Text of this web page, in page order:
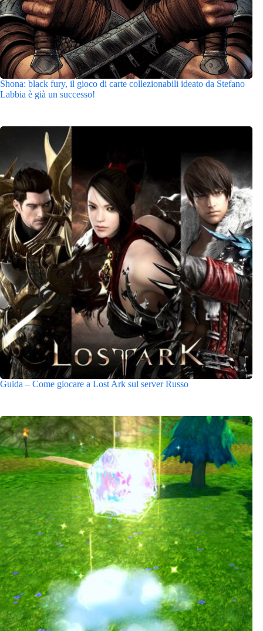
Shona: black fury, il gioco di carte collezionabili ideato da Stefano
Labbia è già un successo!
Guida – Come giocare a Lost Ark sul server Russo